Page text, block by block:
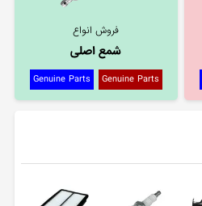
فروش انواع
شمع اصلی
Genuine Parts
Genuine Parts